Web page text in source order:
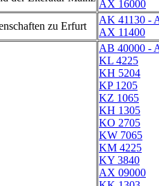
AX 16000
zu Erfurt
AK 41130 -
AX 11400
AB 40000 -
KL 4225
KH 5204
KP 1205
KZ 1065
KH 1305
KO 2705
KW 7065
KM 4225
KY 3840
AX 09000